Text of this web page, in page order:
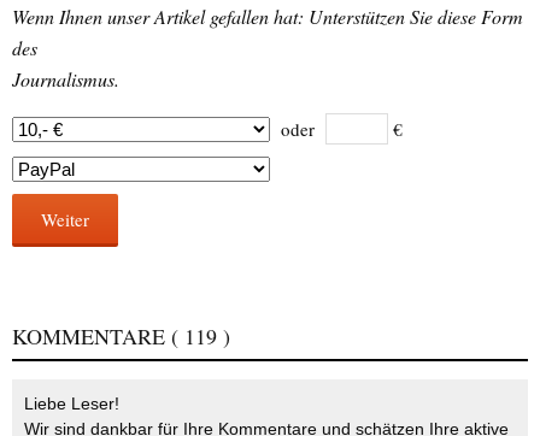
Wenn Ihnen unser Artikel gefallen hat: Unterstützen Sie diese Form
des
Journalismus.
oder €
Weiter
KOMMENTARE ( 119 )
Liebe Leser!
Wir sind dankbar für Ihre Kommentare und schätzen Ihre aktive